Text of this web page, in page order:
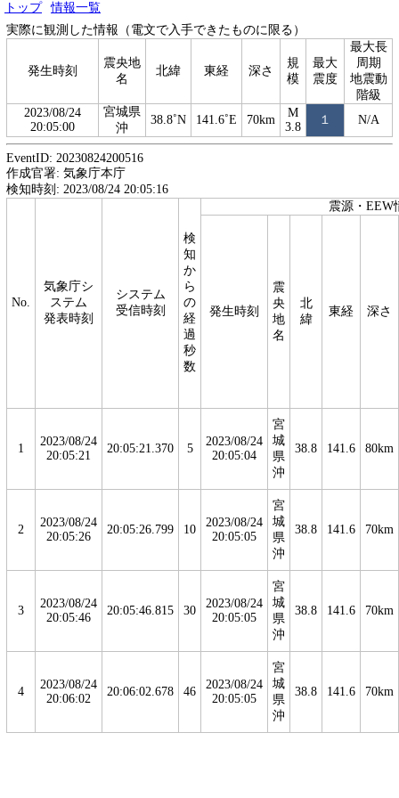
トップ
情報一覧
実際に観測した情報（電文で入手できたものに限る）
発生時刻
震央地
名
北緯 東経 深さ
規
模
最大
震度
最大長
周期
地震動
階級
2023/08/24
20:05:00
宮城県
沖
38.8˚N 141.6˚E 70km
M
3.8
１ N/A
EventID: 20230824200516
作成官署: 気象庁本庁
検知時刻: 2023/08/24 20:05:16
No.
気象庁シ
ステム
発表時刻
システム
受信時刻
検
知
か
ら
の
経
過
秒
数
震源・EEW
発生時刻
震
央
地
名
北
緯
東経 深さ
1
2023/08/24
20:05:21
20:05:21.370 5
2023/08/24
20:05:04
宮
城
県
沖
38.8 141.6 80km
2
2023/08/24
20:05:26
20:05:26.799 10
2023/08/24
20:05:05
宮
城
県
沖
38.8 141.6 70km
3
2023/08/24
20:05:46
20:05:46.815 30
2023/08/24
20:05:05
宮
城
県
沖
38.8 141.6 70km
4
2023/08/24
20:06:02
20:06:02.678 46
2023/08/24
20:05:05
宮
城
県
沖
38.8 141.6 70km